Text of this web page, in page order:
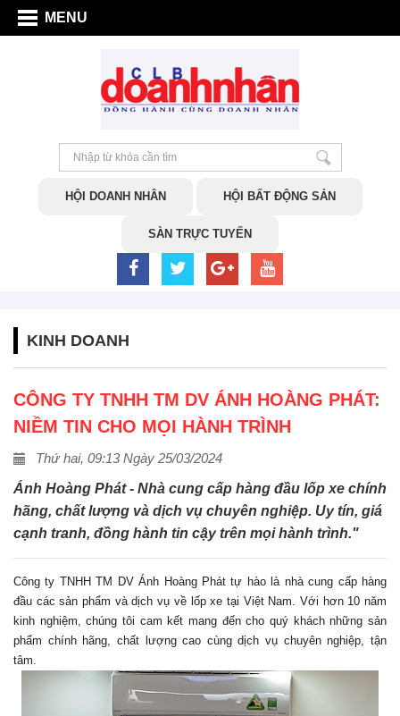
MENU
HỘI DOANH NHÂN HỘI BẤT ĐỘNG SẢN
SÀN TRỰC TUYẾN
KINH DOANH
CÔNG TY TNHH TM DV ÁNH HOÀNG PHÁT:
NIỀM TIN CHO MỌI HÀNH TRÌNH
Thứ hai, 09:13 Ngày 25/03/2024
Ánh Hoàng Phát - Nhà cung cấp hàng đầu lốp xe chính
hãng, chất lượng và dịch vụ chuyên nghiệp. Uy tín, giá
cạnh tranh, đồng hành tin cậy trên mọi hành trình."
Công ty TNHH TM DV Ánh Hoàng Phát tự hào là nhà cung cấp hàng
đầu các sản phẩm và dịch vụ về lốp xe tại Việt Nam. Với hơn 10 năm
kinh nghiệm, chúng tôi cam kết mang đến cho quý khách những sản
phẩm chính hãng, chất lượng cao cùng dịch vụ chuyên nghiệp, tận
tâm.